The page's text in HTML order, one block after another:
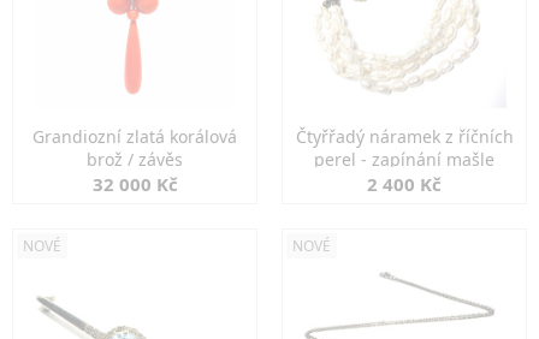
Grandiozní zlatá korálová
brož / závěs
32 000 Kč
Čtyřřadý náramek z říčních
perel - zapínání mašle
2 400 Kč
NOVÉ NOVÉ